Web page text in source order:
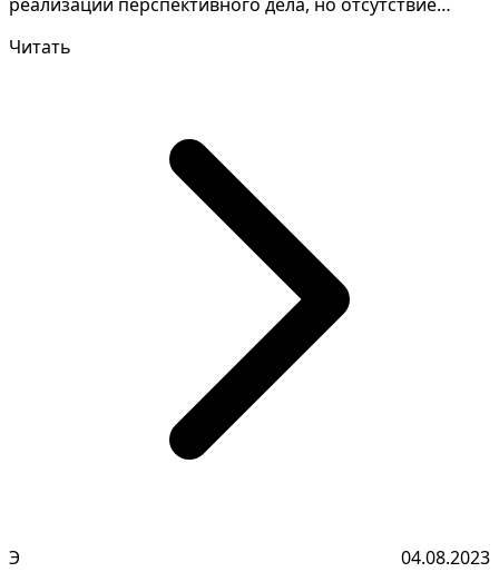
Читать
Э
04.08.2023